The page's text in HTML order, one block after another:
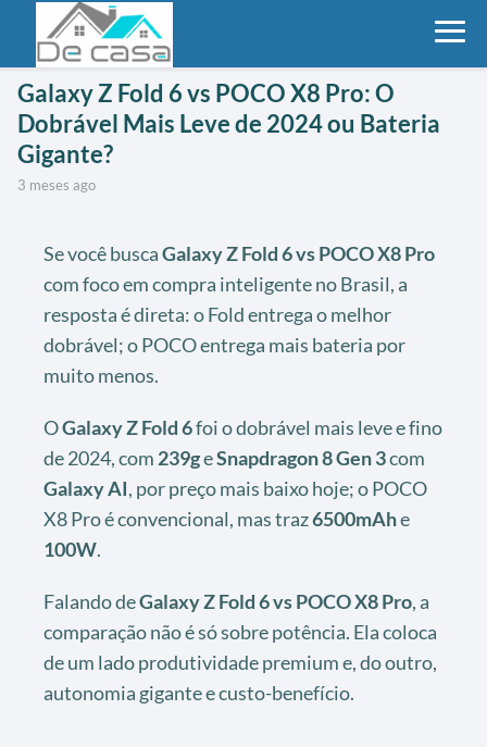
Galaxy Z Fold 6 vs POCO X8 Pro: O
Dobrável Mais Leve de 2024 ou Bateria
Gigante?
3 meses ago
Se você buscaGalaxy Z Fold 6 vs POCO X8 Pro
com foco em compra inteligente no Brasil, a
resposta é direta: o Fold entrega o melhor
dobrável; o POCO entrega mais bateria por
muito menos.
OGalaxy Z Fold 6foi o dobrável mais leve e fino
de 2024, com 239geSnapdragon 8 Gen 3com
Galaxy AI, por preço mais baixo hoje; o POCO
X8 Pro é convencional, mas traz6500mAhe
100W.
Falando deGalaxy Z Fold 6 vs POCO X8 Pro, a
comparação não é só sobre potência. Ela coloca
de um lado produtividade premium e, do outro,
autonomia gigante e custo-benefício.